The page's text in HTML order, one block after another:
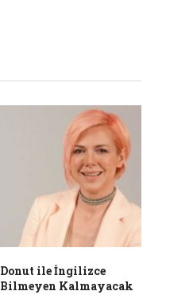
Donut ile İngilizce
Bilmeyen Kalmayacak